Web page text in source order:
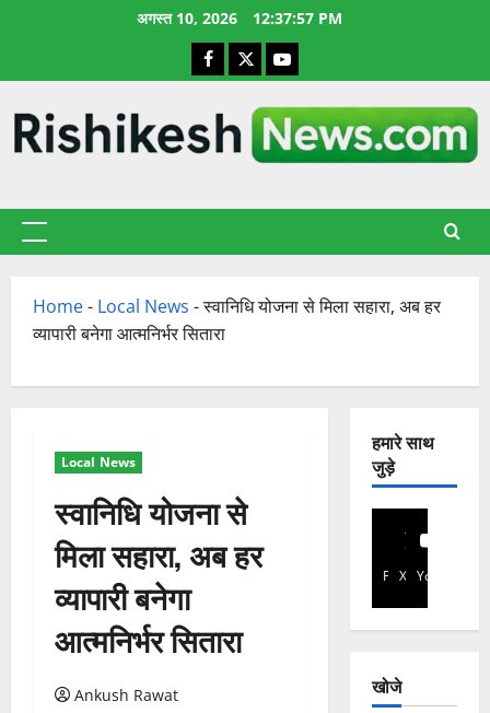
अगस्त 10, 2026 12:37:58 PM
Facebook
X YouTube
प्राथमिक
Home- Local News -स्वानिधि योजना से मिला सहारा, अब हर
व्यापारी बनेगा आत्मनिर्भर सितारा
Local News
स्वानिधि योजना से
मिला सहारा, अब हर
व्यापारी बनेगा
आत्मनिर्भर सितारा
Ankush Rawat
हमारे साथ
जुड़े
Facebook
X YouTube
खोजे